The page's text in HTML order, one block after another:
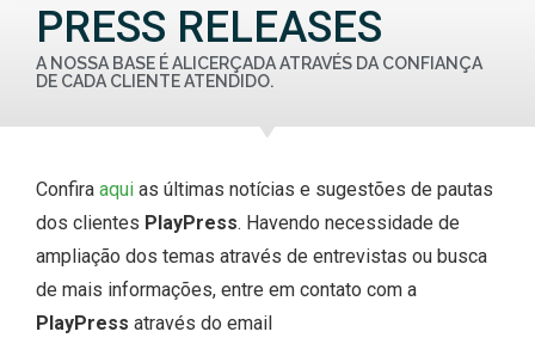
PRESS RELEASES
A NOSSA BASE É ALICERÇADA ATRAVÉS DA CONFIANÇA
DE CADA CLIENTE ATENDIDO.
Confira aqui as últimas notícias e sugestões de pautas
dos clientes PlayPress. Havendo necessidade de
ampliação dos temas através de entrevistas ou busca
de mais informações, entre em contato com a
PlayPress através do email